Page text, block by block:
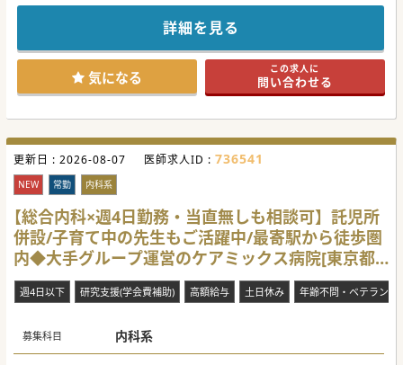
便でございます。
■元々、企業立病院の400床規模の一般病院であり、長い間
地域医療の要として最先端の医療サービスを提供していま
■大手法人グループに属しているため、最新の医療設備を多
く導入し、経営面での安定性と最新の医療インフラを備えて
■キャリアを積むには最適な環境が整っており、治験への積
極的な参加も可能で、新薬開発に寄与する経験を積むなど多
いに研鑽を積めます。
【職場環境と雰囲気】
■各診療科の垣根が低いため、他科の先生方との相談がしや
すい開放的な環境が整っています。現場職員の応対には定評
もございます。
■相談だけでなく、実践的な指導を受ける機会も豊富にあ
り、経験を積みたい先生にも成長できる環境が提供されてお
ります。
■メリハリをつけた働き方が奨励されており、有給休暇の取
得しやすさも職員にとって大きな魅力の一つとなっていま
す。
ラン医の下でご専門の研鑽を積めます。専攻医の方からのご
応募も歓迎しております。
詳細を見る
気になる この求人に
問い合わせる
更新日 : 2026-08-07 医師求人ID : 736541
NEW 常勤 内科系
【総合内科×週4日勤務・当直無しも相談可】託児所
併設/子育て中の先生もご活躍中/最寄駅から徒歩圏
内◆大手グループ運営のケアミックス病院[東京都
世田谷区]
週4日以下 研究支援(学会費補助) 高額給与 土日休み 年齢不問・ベテラン歓
募集科目 内科系